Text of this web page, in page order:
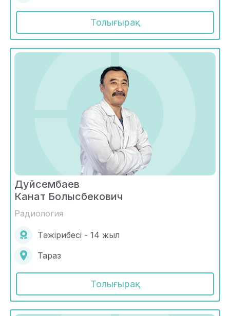
Толығырақ
Дуйсембаев
Канат Болысбекович
Радиология
Тәжірибесі - 14 жыл
Тараз
Толығырақ